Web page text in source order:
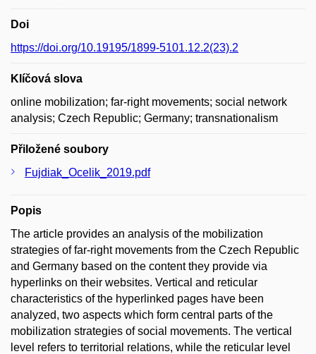
Doi
https://doi.org/10.19195/1899-5101.12.2(23).2
Klíčová slova
online mobilization; far-right movements; social network
analysis; Czech Republic; Germany; transnationalism
Přiložené soubory
Fujdiak_Ocelik_2019.pdf
Popis
The article provides an analysis of the mobilization
strategies of far-right movements from the Czech Republic
and Germany based on the content they provide via
hyperlinks on their websites. Vertical and reticular
characteristics of the hyperlinked pages have been
analyzed, two aspects which form central parts of the
mobilization strategies of social movements. The vertical
level refers to territorial relations, while the reticular level